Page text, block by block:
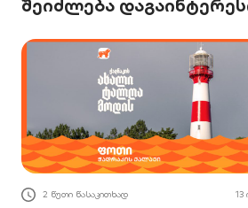
შეიძლება
2 წუთი წასაკითხად 13